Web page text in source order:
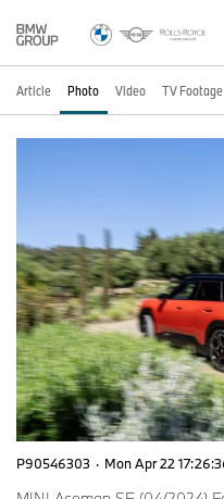
Article Photo Video TV Footage
P90546303 · Mon Apr 22